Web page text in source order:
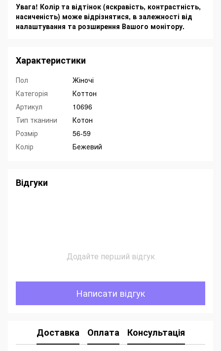
Увага! Колір та відтінок (яскравість, контрастність,
насиченість) може відрізнятися, в залежності від
налаштування та розширення Вашого монітору.
Характеристики
Пол
Жіночі
Категорія
Коттон
Артикул
10696
Тип тканини
Котон
Розмір
56-59
Колір
Бежевий
Відгуки
Додайте перший відгук
Написати відгук
Доставка Оплата Консультація